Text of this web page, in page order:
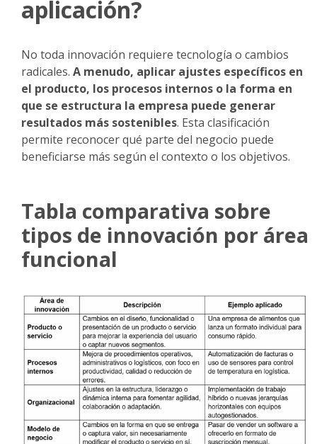
aplicación?
No toda innovación requiere tecnología o cambios
radicales. A menudo, aplicar ajustes específicos en
el producto, los procesos internos o la forma en
que se estructura la empresa puede generar
resultados más sostenibles. Esta clasificación
permite reconocer qué parte del negocio puede
beneficiarse más según el contexto o los objetivos.
Tabla comparativa sobre
tipos de innovación por área
funcional